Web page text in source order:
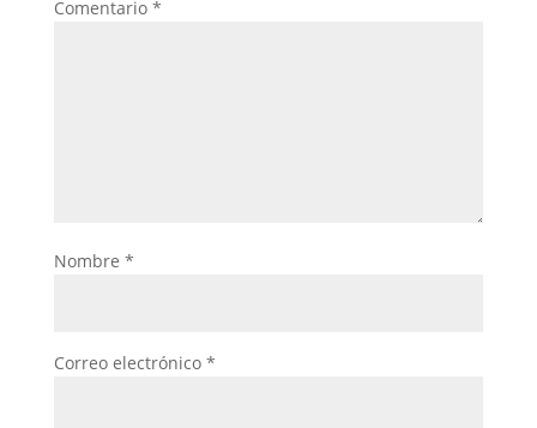
Comentario *
Nombre *
Correo electrónico *